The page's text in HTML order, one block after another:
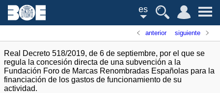
es
anterior siguiente
Real Decreto 518/2019, de 6 de septiembre, por el que se
regula la concesión directa de una subvención a la
Fundación Foro de Marcas Renombradas Españolas para la
financiación de los gastos de funcionamiento de su
actividad.